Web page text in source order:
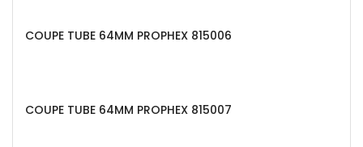
COUPE TUBE 64MM PROPHEX 815006
COUPE TUBE 64MM PROPHEX 815007